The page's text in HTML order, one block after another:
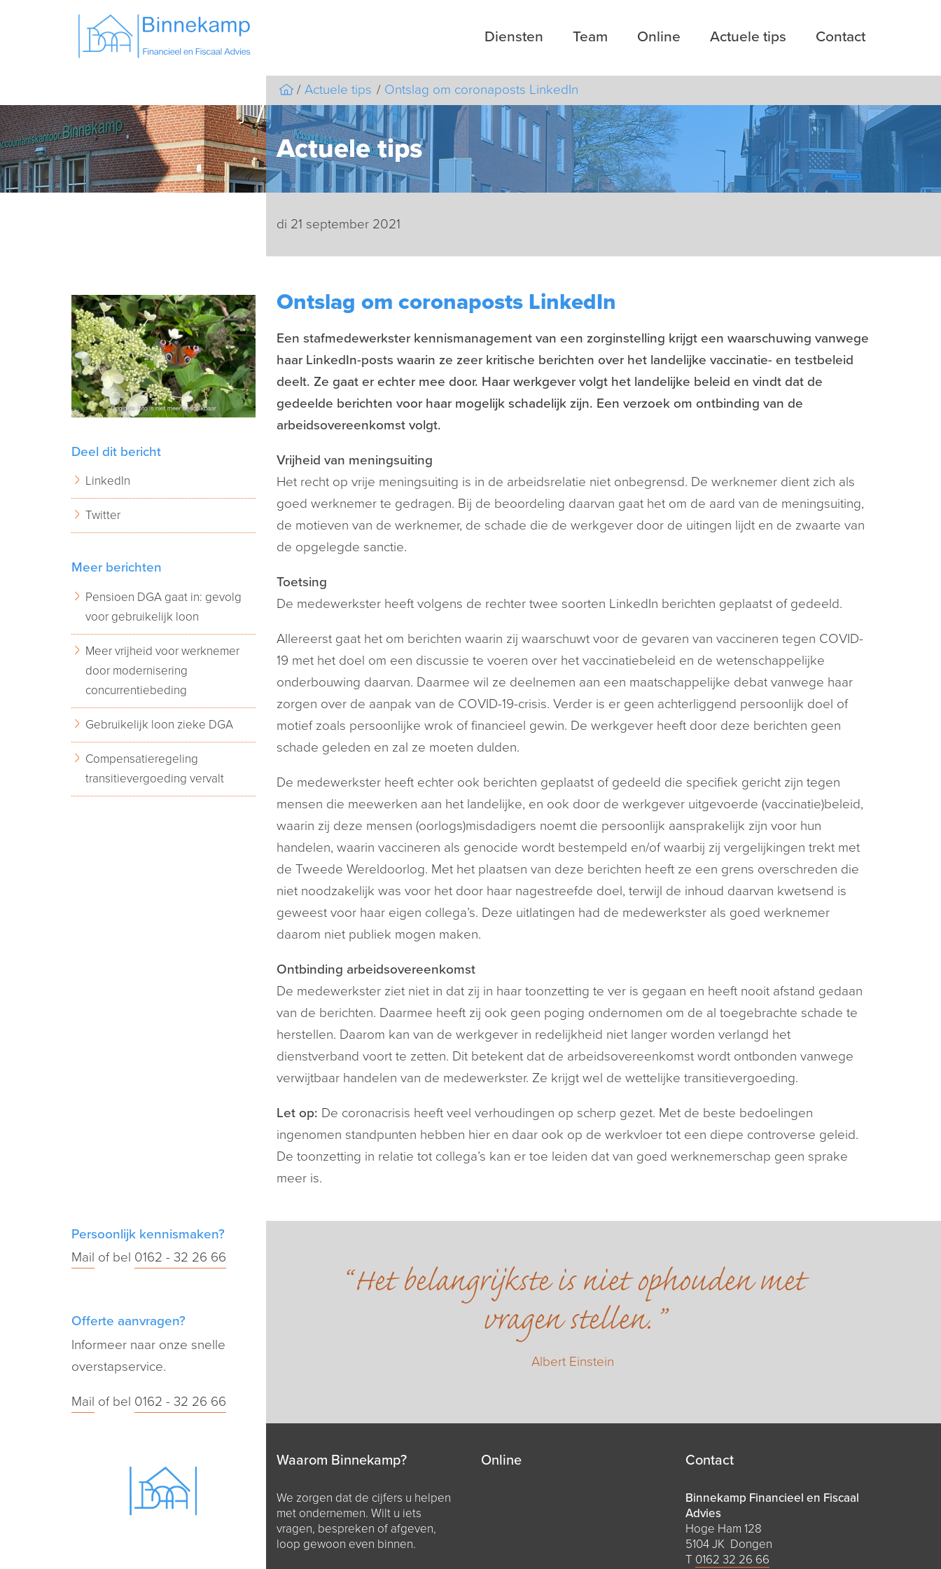
Diensten Team Online Actuele tips Contact
Actuele tips Ontslag om coronaposts LinkedIn
Actuele tips
di 21 september 2021
Ontslag om coronaposts LinkedIn
Een stafmedewerkster kennismanagement van een zorginstelling krijgt een waarschuwing vanwege
haar LinkedIn-posts waarin ze zeer kritische berichten over het landelijke vaccinatie- en testbeleid
deelt. Ze gaat er echter mee door. Haar werkgever volgt het landelijke beleid en vindt dat de
gedeelde berichten voor haar mogelijk schadelijk zijn. Een verzoek om ontbinding van de
arbeidsovereenkomst volgt.
Vrijheid van meningsuiting
Het recht op vrije meningsuiting is in de arbeidsrelatie niet onbegrensd. De werknemer dient zich als
goed werknemer te gedragen. Bij de beoordeling daarvan gaat het om de aard van de meningsuiting,
de motieven van de werknemer, de schade die de werkgever door de uitingen lijdt en de zwaarte van
de opgelegde sanctie.
Toetsing
De medewerkster heeft volgens de rechter twee soorten LinkedIn berichten geplaatst of gedeeld.
Allereerst gaat het om berichten waarin zij waarschuwt voor de gevaren van vaccineren tegen COVID-
19 met het doel om een discussie te voeren over het vaccinatiebeleid en de wetenschappelijke
onderbouwing daarvan. Daarmee wil ze deelnemen aan een maatschappelijke debat vanwege haar
zorgen over de aanpak van de COVID-19-crisis. Verder is er geen achterliggend persoonlijk doel of
motief zoals persoonlijke wrok of financieel gewin. De werkgever heeft door deze berichten geen
schade geleden en zal ze moeten dulden.
De medewerkster heeft echter ook berichten geplaatst of gedeeld die specifiek gericht zijn tegen
mensen die meewerken aan het landelijke, en ook door de werkgever uitgevoerde (vaccinatie)beleid,
waarin zij deze mensen (oorlogs)misdadigers noemt die persoonlijk aansprakelijk zijn voor hun
handelen, waarin vaccineren als genocide wordt bestempeld en/of waarbij zij vergelijkingen trekt met
de Tweede Wereldoorlog. Met het plaatsen van deze berichten heeft ze een grens overschreden die
niet noodzakelijk was voor het door haar nagestreefde doel, terwijl de inhoud daarvan kwetsend is
geweest voor haar eigen collega’s. Deze uitlatingen had de medewerkster als goed werknemer
daarom niet publiek mogen maken.
Ontbinding arbeidsovereenkomst
De medewerkster ziet niet in dat zij in haar toonzetting te ver is gegaan en heeft nooit afstand gedaan
van de berichten. Daarmee heeft zij ook geen poging ondernomen om de al toegebrachte schade te
herstellen. Daarom kan van de werkgever in redelijkheid niet langer worden verlangd het
dienstverband voort te zetten. Dit betekent dat de arbeidsovereenkomst wordt ontbonden vanwege
verwijtbaar handelen van de medewerkster. Ze krijgt wel de wettelijke transitievergoeding.
Let op: De coronacrisis heeft veel verhoudingen op scherp gezet. Met de beste bedoelingen
ingenomen standpunten hebben hier en daar ook op de werkvloer tot een diepe controverse geleid.
De toonzetting in relatie tot collega’s kan er toe leiden dat van goed werknemerschap geen sprake
meer is.
Deel dit bericht
LinkedIn
Twitter
Meer berichten
Pensioen DGA gaat in: gevolg
voor gebruikelijk loon
Meer vrijheid voor werknemer
door modernisering
concurrentiebeding
Gebruikelijk loon zieke DGA
Compensatieregeling
transitievergoeding vervalt
Persoonlijk kennismaken?
Mail of bel 0162 - 32 26 66
Offerte aanvragen?
Informeer naar onze snelle
overstapservice.
Mail of bel 0162 - 32 26 66
Het belangrijkste is niet ophouden met
vragen stellen.
Albert Einstein
Waarom Binnekamp?
We zorgen dat de cijfers u helpen
met ondernemen. Wilt u iets
vragen, bespreken of afgeven,
loop gewoon even binnen.
Online Contact
Binnekamp Financieel en Fiscaal
Advies
Hoge Ham 128
5104 JK Dongen
T 0162 32 26 66